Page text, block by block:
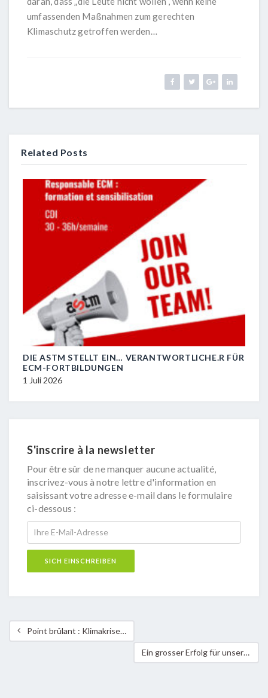
umfassenden Maßnahmen zum gerechten
Klimaschutz getroffen werden…
Related Posts
DIE ASTM STELLT EIN… VERANTWORTLICHE.R FÜR
ECM-FORTBILDUNGEN
1 Juli 2026
S'inscrire à la newsletter
Pour être sûr de ne manquer aucune actualité,
inscrivez-vous à notre lettre d'information en
saisissant votre adresse e-mail dans le formulaire
ci-dessous :
Point brûlant : Klimakrise und Klimagerechtigkeit
Ein grosser Erfolg für unseren Partner MASIPAG